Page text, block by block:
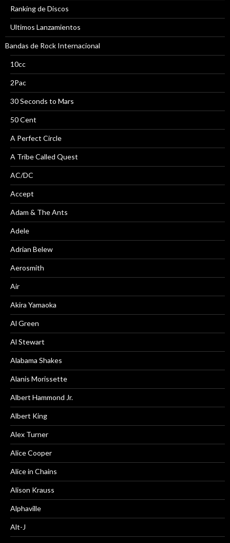
Ranking de Discos
Ultimos Lanzamientos
Bandas de Rock Internacional
10cc
2Pac
30 Seconds to Mars
50 Cent
A Perfect Circle
A Tribe Called Quest
AC/DC
Accept
Adam & The Ants
Adele
Adrian Belew
Aerosmith
Air
Akira Yamaoka
Al Green
Al Stewart
Alabama Shakes
Alanis Morissette
Albert Hammond Jr.
Albert King
Alex Turner
Alice Cooper
Alice in Chains
Alison Krauss
Alphaville
Alt-J